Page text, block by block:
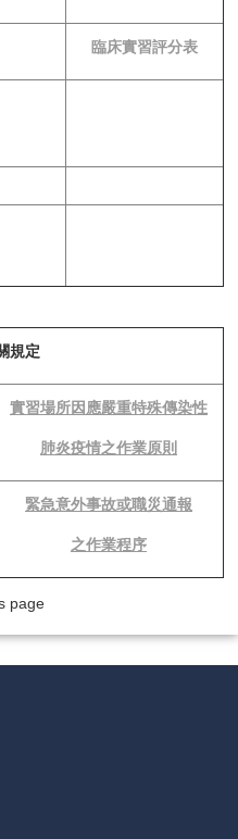
臨床實習評分表
規定
實習場所因應嚴重特殊傳染性
肺炎疫情之作業原則
緊急意外事故或職災通報
之作業程序
page